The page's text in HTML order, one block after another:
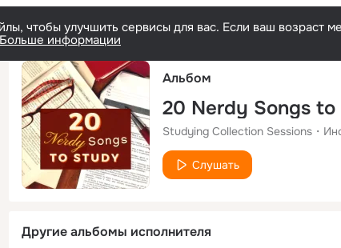
чтобы улучшить сервисы для вас. Если ваш возраст
Больше информации
Альбом
Studying Collection Sessions
Слушать
Другие альбомы исполнителя